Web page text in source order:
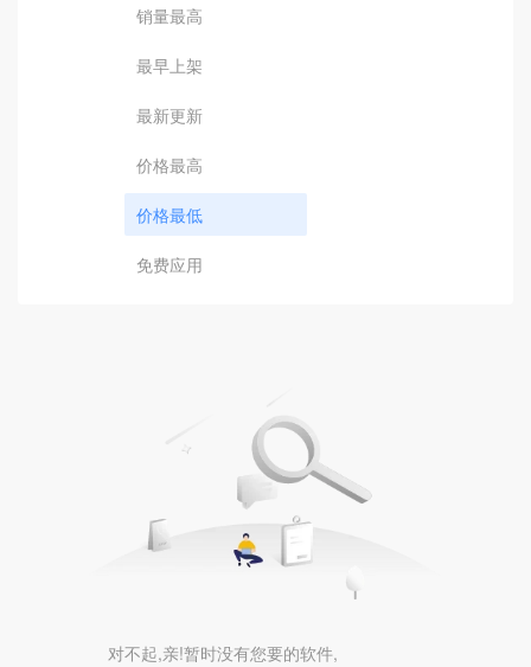
销量最高
最早上架
最新更新
价格最高
价格最低
免费应用
对不起,亲!暂时没有您要的软件,